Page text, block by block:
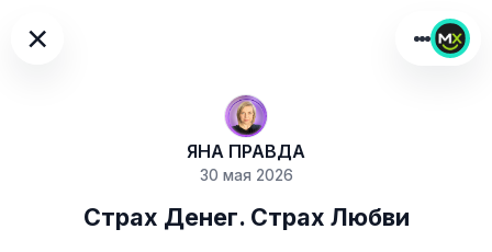
×
ЯНА ПРАВДА
30 мая 2026
Страх Денег. Страх Любви